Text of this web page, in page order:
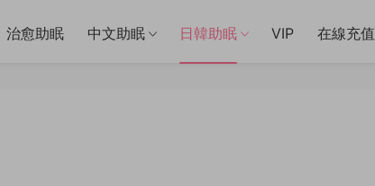
治愈助眠 中文助眠 日韓助眠 VIP 在線充值